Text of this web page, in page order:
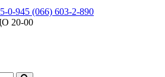
0-945 (066) 603-2-890
20-00